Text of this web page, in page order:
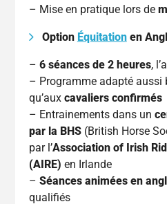
– Mise en pratique lors de
Option Équitationen
–6 séances de 2 heures,
– Programme adapté
qu’auxcavaliers confirmés
– Entrainements dans un
par la BHS (British Horse
par l’Association of Irish
(AIRE) en Irlande
– Séances animées en
qualifiés